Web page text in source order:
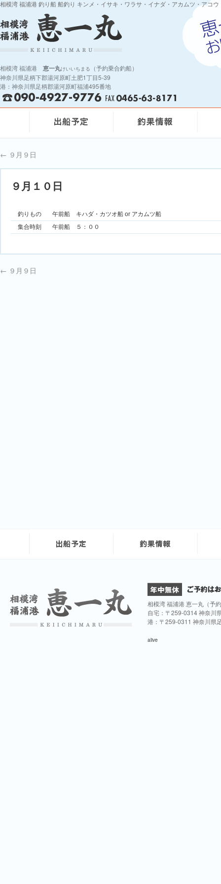
相模湾 福浦港 釣り船 船釣り キンメ・イサキ・ワラサ・イナダ・アカムツ・アコ
相模湾 福浦港 恵一丸けいいちまる
（予約乗合釣船）
神奈川県足柄下郡湯河原町土肥1丁目5-39
港：神奈川県足柄郡湯河原町福浦495番地
← ９月９日
９月１０日
釣りもの
午前船 キハダ・カツオ船 or アカムツ船
集合時刻
午前船 ５：００
← ９月９日
相模湾 福浦港 恵一丸（予
自宅：〒259-0314 神奈川
港：〒259-0311 神奈川県
alive